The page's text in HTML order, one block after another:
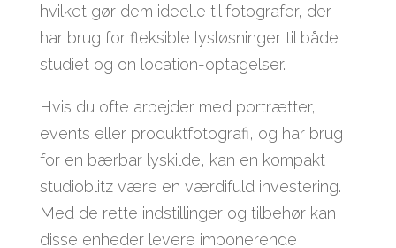
hvilket gør dem ideelle til fotografer, der
har brug for fleksible lysløsninger til både
studiet og on location-optagelser.
Hvis du ofte arbejder med portrætter,
events eller produktfotografi, og har brug
for en bærbar lyskilde, kan en kompakt
studioblitz være en værdifuld investering.
Med de rette indstillinger og tilbehør kan
disse enheder levere imponerende